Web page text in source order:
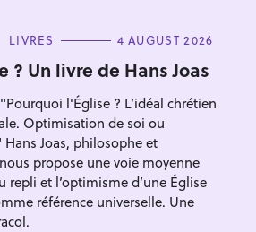
LIVRES 4 AUGUST 2026
? Un livre de Hans Joas
l'Église ? L’idéal chrétien
Optimisation de soi ou
Joas, philosophe et
propose une voie moyenne
repli et l’optimisme d’une Église
référence universelle. Une